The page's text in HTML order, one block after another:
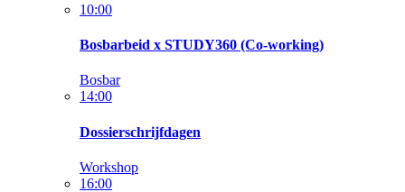
10:00
Bosbarbeid x STUDY360 (Co-working)
Bosbar
14:00
Dossierschrijfdagen
Workshop
16:00